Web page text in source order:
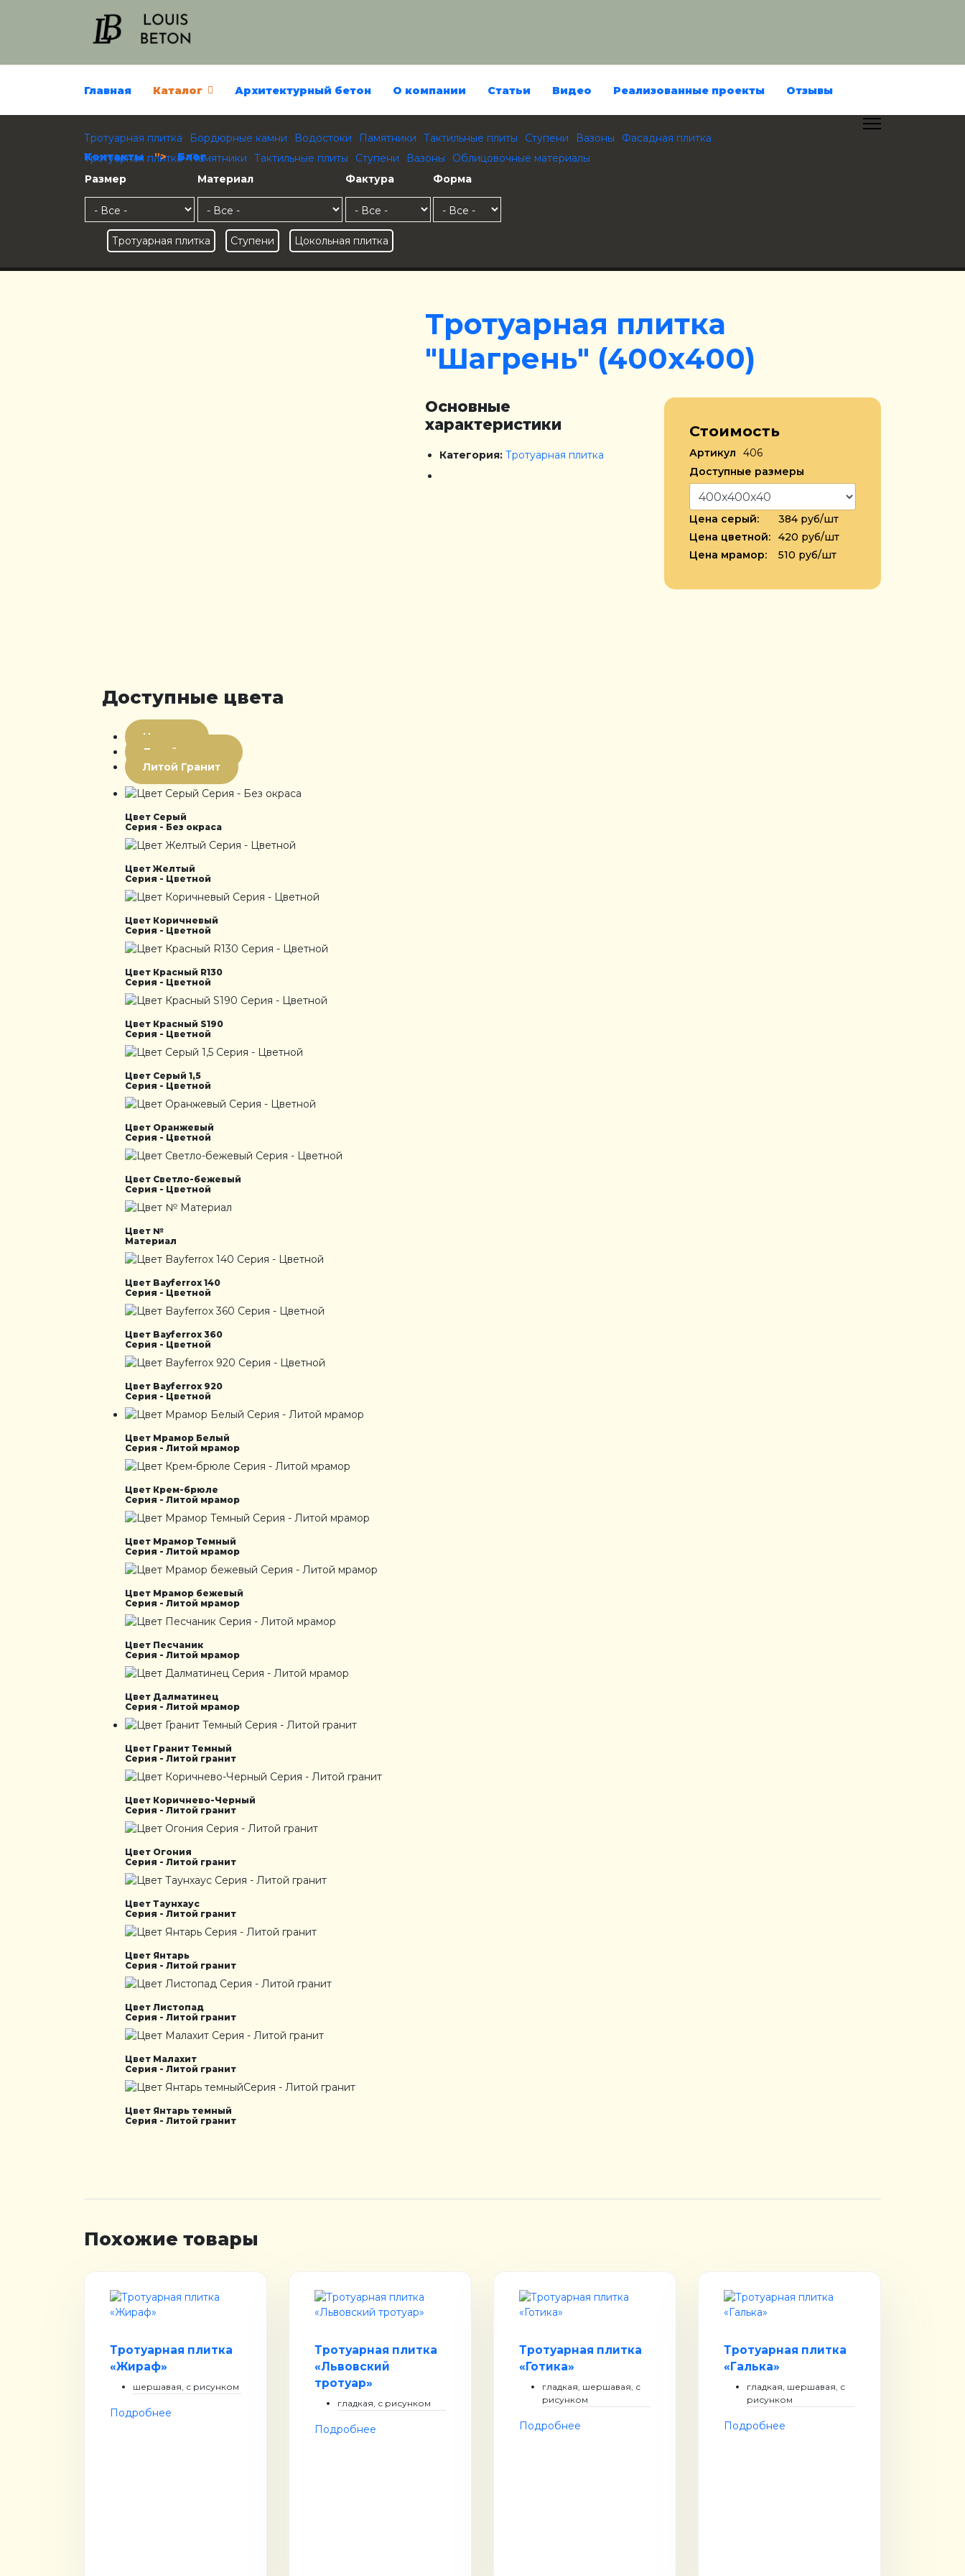
Главная Каталог Архитектурный бетон О компании Статьи Видео Реализованные проекты Отзывы
Контакты "> Блог
Тротуарная плитка Бордюрные камни Водостоки Памятники Тактильные плиты Ступени Вазоны
Фасадная плитка
Тротуарная плитка Памятники Тактильные плиты Ступени Вазоны
Облицовочные материалы
Размер
Материал Фактура Форма
Тротуарная плитка Ступени Цокольная плитка
Тротуарная плитка
"Шагрень" (400х400)
Основные
характеристики
Категория: Тротуарная плитка
Стоимость
Артикул
406
Доступные размеры
Цена серый:
384 руб/шт
Цена цветной:
420 руб/шт
Цена мрамор:
510 руб/шт
Доступные цвета
Цветная
Литой мрамор
Литой Гранит
Цвет Серый
Серия - Без окраса
Цвет Желтый
Серия - Цветной
Цвет Коричневый
Серия - Цветной
Цвет Красный R130
Серия - Цветной
Цвет Красный S190
Серия - Цветной
Цвет Серый 1,5
Серия - Цветной
Цвет Оранжевый
Серия - Цветной
Цвет Светло-бежевый
Серия - Цветной
Цвет №
Материал
Цвет Bayferrox 140
Серия - Цветной
Цвет Bayferrox 360
Серия - Цветной
Цвет Bayferrox 920
Серия - Цветной
Цвет Мрамор Белый
Серия - Литой мрамор
Цвет Крем-брюле
Серия - Литой мрамор
Цвет Мрамор Темный
Серия - Литой мрамор
Цвет Мрамор бежевый
Серия - Литой мрамор
Цвет Песчаник
Серия - Литой мрамор
Цвет Далматинец
Серия - Литой мрамор
Цвет Гранит Темный
Серия - Литой гранит
Цвет Коричнево-Черный
Серия - Литой гранит
Цвет Огония
Серия - Литой гранит
Цвет Таунхаус
Серия - Литой гранит
Цвет Янтарь
Серия - Литой гранит
Цвет Листопад
Серия - Литой гранит
Цвет Малахит
Серия - Литой гранит
Цвет Янтарь темный
Серия - Литой гранит
Похожие товары
Тротуарная плитка
«Жираф»
шершавая, с рисунком
Подробнее
Тротуарная плитка
«Львовский
тротуар»
гладкая, с рисунком
Подробнее
Тротуарная плитка
«Готика»
гладкая, шершавая, с
рисунком
Подробнее
Тротуарная плитка
«Галька»
гладкая, шершавая, с
рисунком
Подробнее